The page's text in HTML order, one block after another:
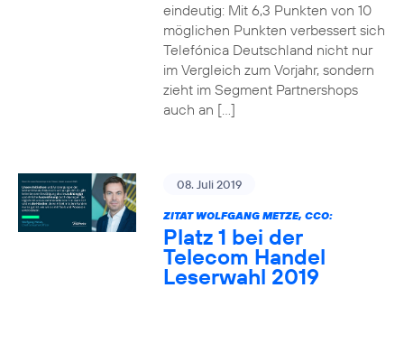
eindeutig: Mit 6,3 Punkten von 10
möglichen Punkten verbessert sich
Telefónica Deutschland nicht nur
im Vergleich zum Vorjahr, sondern
zieht im Segment Partnershops
auch an […]
08. Juli 2019
ZITAT WOLFGANG METZE, CCO:
Platz 1 bei der
Telecom Handel
Leserwahl 2019